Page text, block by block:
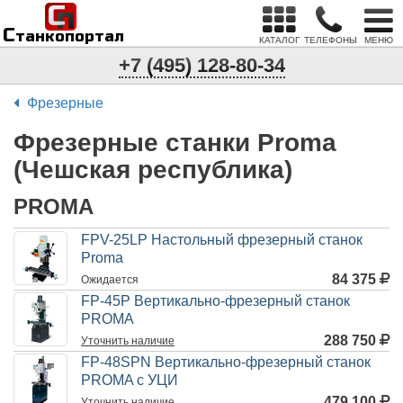
Станкопортал
п
С
КАТАЛОГ ТЕЛЕФОНЫ МЕНЮ
+7 (495) 128-80-34
Фрезерные
Фрезерные станки Proma
(Чешская республика)
PROMA
FPV-25LP Настольный фрезерный станок
Proma
Ожидается
84 375
FP-45P Вертикально-фрезерный станок
PROMA
Уточнить наличие
288 750
FP-48SPN Вертикально-фрезерный станок
PROMA с УЦИ